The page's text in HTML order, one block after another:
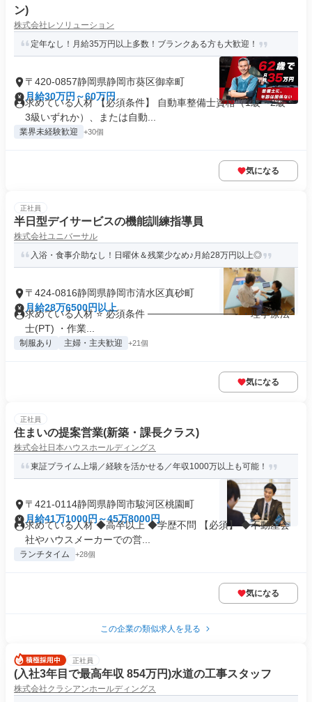
ン)
株式会社レソリューション
定年なし！月給35万円以上多数！ブランクある方も大歓迎！
〒420-0857静岡県静岡市葵区御幸町
月給30万円～60万円
求めている人材 【必須条件】 自動車整備士資格（1級・2級・
3級いずれか）、または自動...
業界未経験歓迎 +30個
気になる
正社員
半日型デイサービスの機能訓練指導員
株式会社ユニバーサル
入浴・食事介助なし！日曜休＆残業少なめ♪月給28万円以上◎
〒424-0816静岡県静岡市清水区真砂町
月給28万6500円以上
求めている人材 ⭐ 必須条件 ───────────── ・理学療法
士(PT) ・作業...
制服あり 主婦・主夫歓迎 +21個
気になる
正社員
住まいの提案営業(新築・課長クラス)
株式会社日本ハウスホールディングス
東証プライム上場／経験を活かせる／年収1000万以上も可能！
〒421-0114静岡県静岡市駿河区桃園町
月給41万1000円～45万8000円
求めている人材 ◆高卒以上 ◆学歴不問 【必須】 ◆不動産会
社やハウスメーカーでの営...
ランチタイム +28個
気になる
この企業の類似求人を見る
正社員
(入社3年目で最高年収 854万円)水道の工事スタッフ
株式会社クラシアンホールディングス